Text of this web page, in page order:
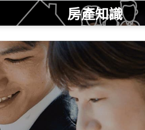
台北市中山區長春路
115年07月 成交
十泉十美
台北市北投區光明路
年 07 月 成交
四維天廈
新竹市新竹市四維路
115 月 成交
房產知識